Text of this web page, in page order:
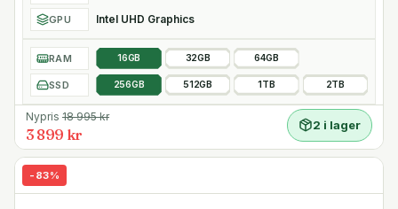
GPU Intel UHD Graphics
RAM 16GB 32GB 64GB
SSD 256GB 512GB 1TB 2TB
Nypris 18 995kr
3 899 kr
2 i lager
- 83%